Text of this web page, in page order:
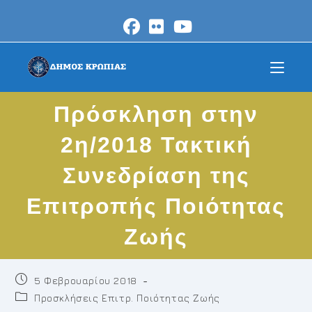
content
Πρόσκληση στην
2η/2018 Τακτική
Συνεδρίαση της
Επιτροπής Ποιότητας
Ζωής
Post
published:
5 Φεβρουαρίου 2018
PostΠροσκλήσεις Επιτρ. Ποιότητας Ζωής